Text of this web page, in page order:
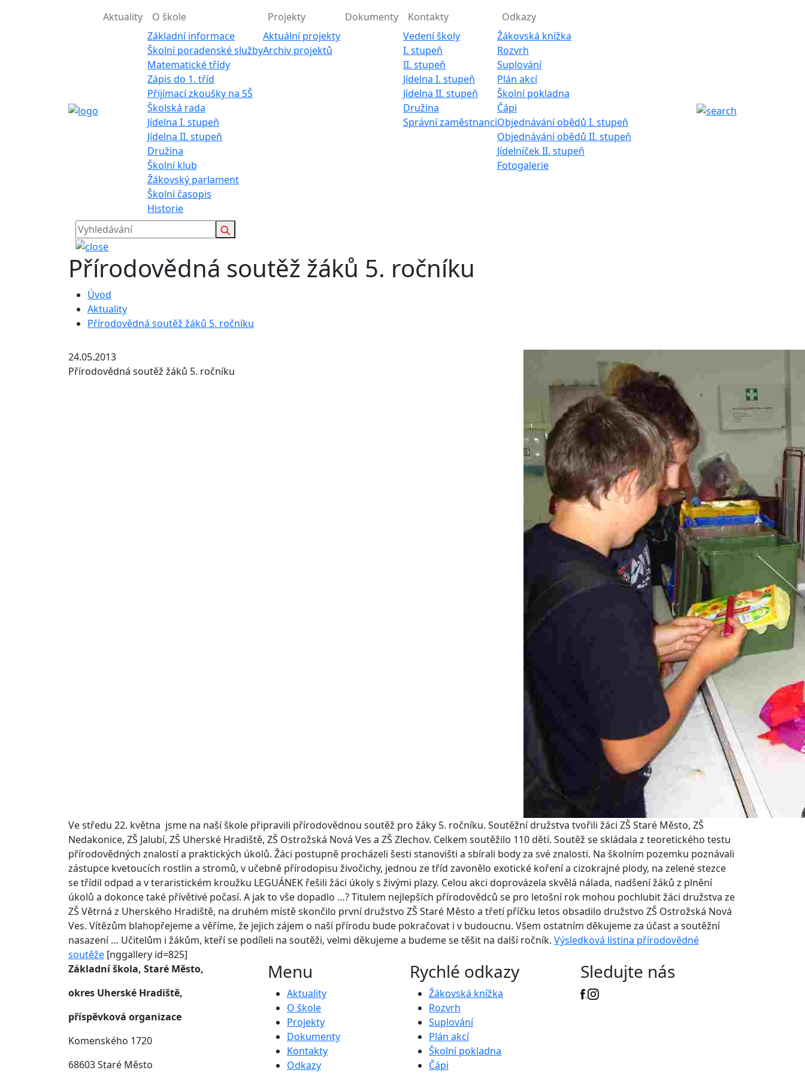
Aktuality
O škole
Základní informace
Školní poradenské služby
Matematické třídy
Zápis do 1. tříd
Přijímací zkoušky na SŠ
Školská rada
Jídelna I. stupeň
Jídelna II. stupeň
Družina
Školní klub
Žákovský parlament
Školní časopis
Historie
Projekty
Aktuální projekty
Archiv projektů
Dokumenty
Kontakty
Vedení školy
I. stupeň
II. stupeň
Jídelna I. stupeň
Jídelna II. stupeň
Družina
Správní zaměstnanci
Odkazy
Žákovská knížka
Rozvrh
Suplování
Plán akcí
Školní pokladna
Čápi
Objednávání obědů I. stupeň
Objednávání obědů II. stupeň
Jídelníček II. stupeň
Fotogalerie
Přírodovědná soutěž žáků 5. ročníku
Úvod
Aktuality
Přírodovědná soutěž žáků 5. ročníku
24.05.2013
Přírodovědná soutěž žáků 5. ročníku
Ve středu 22. května jsme na naší škole připravili přírodovědnou soutěž pro žáky 5. ročníku. Soutěžní družstva tvořili žáci ZŠ Staré Město, ZŠ
Nedakonice, ZŠ Jalubí, ZŠ Uherské Hradiště, ZŠ Ostrožská Nová Ves a ZŠ Zlechov. Celkem soutěžilo 110 dětí. Soutěž se skládala z teoretického testu
přírodovědných znalostí a praktických úkolů. Žáci postupně procházeli šesti stanovišti a sbírali body za své znalosti. Na školním pozemku poznávali
zástupce kvetoucích rostlin a stromů, v učebně přírodopisu živočichy, jednou ze tříd zavonělo exotické koření a cizokrajné plody, na zelené stezce
se třídil odpad a v teraristickém kroužku LEGUÁNEK řešili žáci úkoly s živými plazy. Celou akci doprovázela skvělá nálada, nadšení žáků z plnění
úkolů a dokonce také přívětivé počasí. A jak to vše dopadlo …? Titulem nejlepších přírodovědců se pro letošní rok mohou pochlubit žáci družstva ze
ZŠ Větrná z Uherského Hradiště, na druhém místě skončilo první družstvo ZŠ Staré Město a třetí příčku letos obsadilo družstvo ZŠ Ostrožská Nová
Ves. Vítězům blahopřejeme a věříme, že jejich zájem o naší přírodu bude pokračovat i v budoucnu. Všem ostatním děkujeme za účast a soutěžní
nasazení … Učitelům i žákům, kteří se podíleli na soutěži, velmi děkujeme a budeme se těšit na další ročník. Výsledková listina přírodovědné
soutěže [nggallery id=825]
Základní škola, Staré Město,
okres Uherské Hradiště,
příspěvková organizace
Komenského 1720
68603 Staré Město
Menu
Aktuality
O škole
Projekty
Dokumenty
Kontakty
Odkazy
Rychlé odkazy
Žákovská knížka
Rozvrh
Suplování
Plán akcí
Školní pokladna
Čápi
Sledujte nás